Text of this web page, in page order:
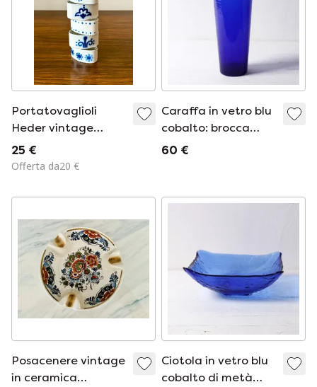
Portatovaglioli
Heder vintage
smaltati blu Delft
IKEA
25 €
Offerta da20 €
Caraffa in vetro blu
cobalto: brocca
italiana vintage,
60 €
Posacenere vintage
in ceramica
Ciotola in vetro blu
cobalto di metà